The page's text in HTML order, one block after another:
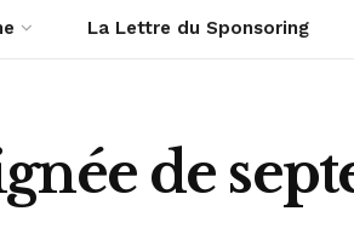
La Lettre du Sponsoring
de